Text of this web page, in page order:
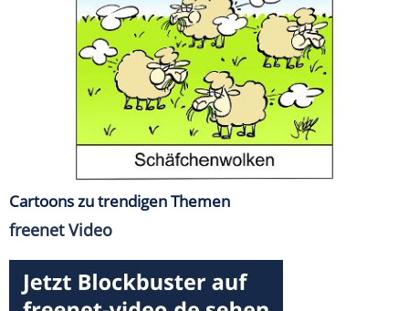
Cartoons zu trendigen Themen
freenet Video